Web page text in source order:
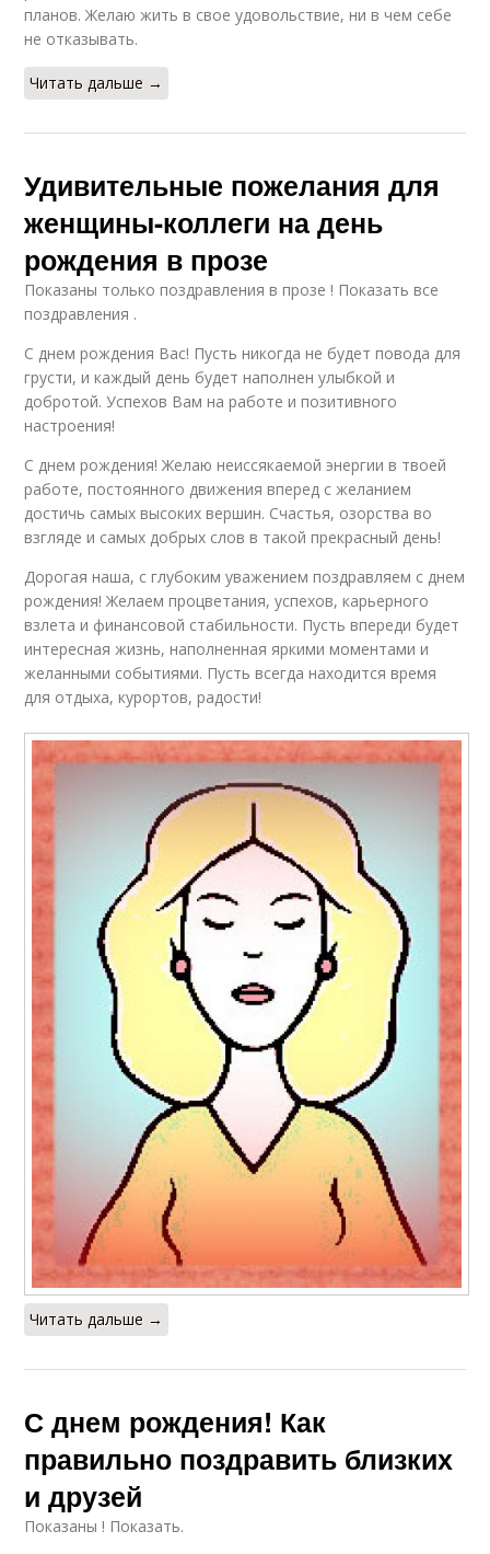
планов. Желаю жить в свое удовольствие, ни в чем себе
не отказывать.
Читать дальше →
Удивительные пожелания для
женщины-коллеги на день
рождения в прозе
Показаны только поздравления в прозе ! Показать все
поздравления .
С днем рождения Вас! Пусть никогда не будет повода для
грусти, и каждый день будет наполнен улыбкой и
добротой. Успехов Вам на работе и позитивного
настроения!
С днем рождения! Желаю неиссякаемой энергии в твоей
работе, постоянного движения вперед с желанием
достичь самых высоких вершин. Счастья, озорства во
взгляде и самых добрых слов в такой прекрасный день!
Дорогая наша, с глубоким уважением поздравляем с днем
рождения! Желаем процветания, успехов, карьерного
взлета и финансовой стабильности. Пусть впереди будет
интересная жизнь, наполненная яркими моментами и
желанными событиями. Пусть всегда находится время
для отдыха, курортов, радости!
Читать дальше →
С днем рождения! Как
правильно поздравить близких
и друзей
Показаны ! Показать.